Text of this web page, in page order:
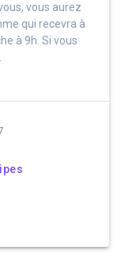
vous aurez
qui recevra à
à 9h. Si vous